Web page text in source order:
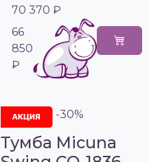
70 370 ₽
66
850
₽
-30%
Тумба Micuna